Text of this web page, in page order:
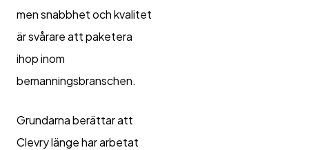
men snabbhet och kvalitet
är svårare att paketera
ihop inom
bemanningsbranschen.
Grundarna berättar att
Clevry länge har arbetat